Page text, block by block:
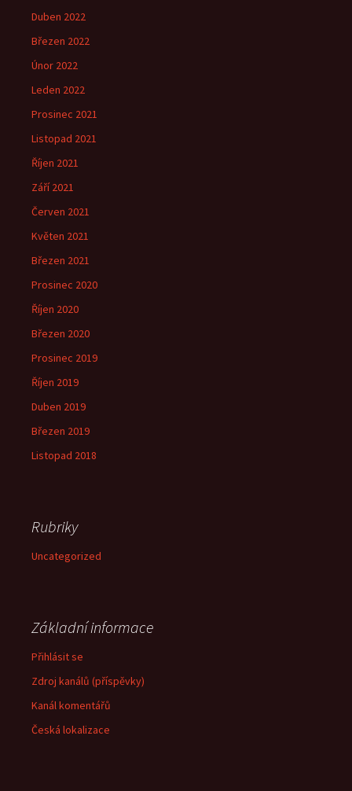
Duben 2022
Březen 2022
Únor 2022
Leden 2022
Prosinec 2021
Listopad 2021
Říjen 2021
Září 2021
Červen 2021
Květen 2021
Březen 2021
Prosinec 2020
Říjen 2020
Březen 2020
Prosinec 2019
Říjen 2019
Duben 2019
Březen 2019
Listopad 2018
Rubriky
Uncategorized
Základní informace
Přihlásit se
Zdroj kanálů (příspěvky)
Kanál komentářů
Česká lokalizace